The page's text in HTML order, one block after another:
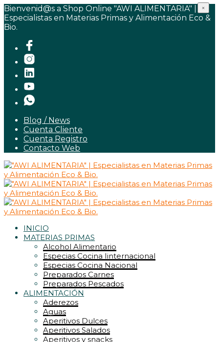
Bienvenid@s a Shop Online "AWI ALIMENTARIA" |
Especialistas en Materias Primas y Alimentación Eco &
Bio.
Blog / News
Cuenta Cliente
Cuenta Registro
Contacto Web
INICIO
MATERIAS PRIMAS
Alcohol Alimentario
Especias Cocina Iinternacional
Especias Cocina Nacional
Preparados Carnes
Preparados Pescados
ALIMENTACIÓN
Aderezos
Aguas
Aperitivos Dulces
Aperitivos Salados
Aperitivos y snacks
×